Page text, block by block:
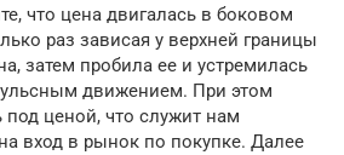
что цена двигалась в боковом
раз зависая у верхней границы
затем пробила ее и устремилась
движением. При этом
ценой, что служит нам
вход в рынок по покупке. Далее